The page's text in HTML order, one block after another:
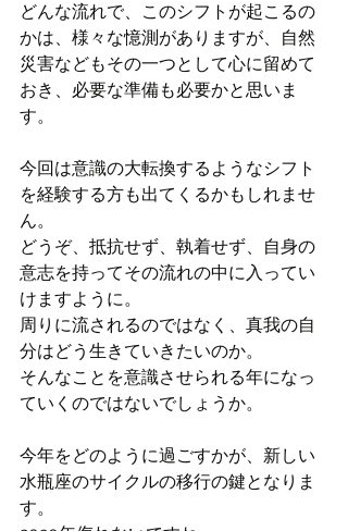
どんな流れで、このシフトが起こるの
かは、様々な憶測がありますが、自然
災害などもその一つとして心に留めて
おき、必要な準備も必要かと思いま
す。
今回は意識の大転換するようなシフト
を経験する方も出てくるかもしれませ
ん。
どうぞ、抵抗せず、執着せず、自身の
意志を持ってその流れの中に入ってい
けますように。
周りに流されるのではなく、真我の自
分はどう生きていきたいのか。
そんなことを意識させられる年になっ
ていくのではないでしょうか。
今年をどのように過ごすかが、新しい
水瓶座のサイクルの移行の鍵となりま
す。